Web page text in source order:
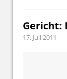
Gericht:
17. Juli 2011